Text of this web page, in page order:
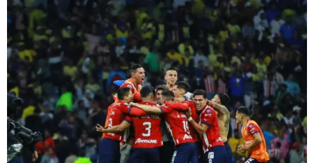
Términos y Condiciones
Políticas de Privacidad
Política Editorial
Ad Choices
Rebaño Pasión, al igual que Futbol Sites, es una
compañía perteneciente a Better Collective. Todos
los derechos reservados.